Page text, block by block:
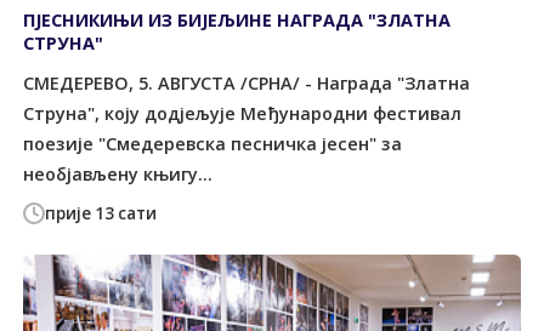
прије 13 сати
ПЈЕСНИКИЊИ ИЗ БИЈЕЉИНЕ НАГРАДА "ЗЛАТНА
СТРУНА"
СМЕДЕРЕВО, 5. АВГУСТА /СРНА/ - Награда "Златна
Струна", коју додјељује Међународни фестивал
поезије "Смедеревска песничка јесен" за
необјављену књигу...